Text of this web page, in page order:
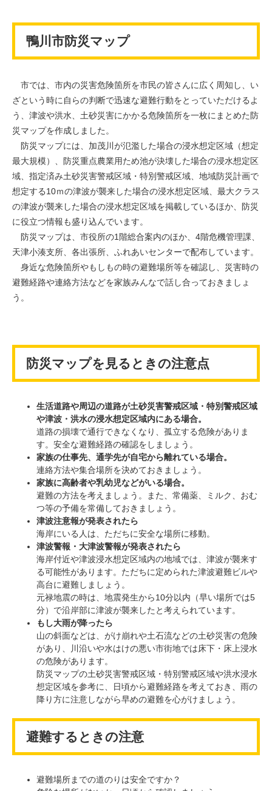
鴨川市防災マップ
市では、市内の災害危険箇所を市民の皆さんに広く周知し、い
ざという時に自らの判断で迅速な避難行動をとっていただけるよ
う、津波や洪水、土砂災害にかかる危険箇所を一枚にまとめた防
災マップを作成しました。
防災マップには、加茂川が氾濫した場合の浸水想定区域（想定
最大規模）、防災重点農業用ため池が決壊した場合の浸水想定区
域、指定済み土砂災害警戒区域・特別警戒区域、地域防災計画で
想定する10ｍの津波が襲来した場合の浸水想定区域、最大クラス
の津波が襲来した場合の浸水想定区域を掲載しているほか、防災
に役立つ情報も盛り込んでいます。
防災マップは、市役所の1階総合案内のほか、4階危機管理課、
天津小湊支所、各出張所、ふれあいセンターで配布しています。
身近な危険箇所やもしもの時の避難場所等を確認し、災害時の
避難経路や連絡方法などを家族みんなで話し合っておきましょ
う。
防災マップを見るときの注意点
生活道路や周辺の道路が土砂災害警戒区域・特別警戒区域
や津波・洪水の浸水想定区域内にある場合。
道路の損壊で通行できなくなり、孤立する危険がありま
す。安全な避難経路の確認をしましょう。
家族の仕事先、通学先が自宅から離れている場合。
連絡方法や集合場所を決めておきましょう。
家族に高齢者や乳幼児などがいる場合。
避難の方法を考えましょう。また、常備薬、ミルク、おむ
つ等の予備を常備しておきましょう。
津波注意報が発表されたら
海岸にいる人は、ただちに安全な場所に移動。
津波警報・大津波警報が発表されたら
海岸付近や津波浸水想定区域内の地域では、津波が襲来す
る可能性があります。ただちに定められた津波避難ビルや
高台に避難しましょう。
元禄地震の時は、地震発生から10分以内（早い場所では5
分）で沿岸部に津波が襲来したと考えられています。
もし大雨が降ったら
山の斜面などは、がけ崩れや土石流などの土砂災害の危険
があり、川沿いや水はけの悪い市街地では床下・床上浸水
の危険があります。
防災マップの土砂災害警戒区域・特別警戒区域や洪水浸水
想定区域を参考に、日頃から避難経路を考えておき、雨の
降り方に注意しながら早めの避難を心がけましょう。
避難するときの注意
避難場所までの道のりは安全ですか？